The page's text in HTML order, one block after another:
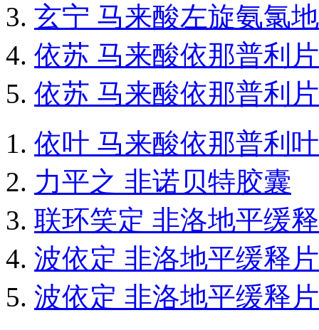
玄宁 马来酸左旋氨氯
依苏 马来酸依那普利片
依苏 马来酸依那普利片
依叶 马来酸依那普利
力平之 非诺贝特胶囊
联环笑定 非洛地平缓
波依定 非洛地平缓释片
波依定 非洛地平缓释片